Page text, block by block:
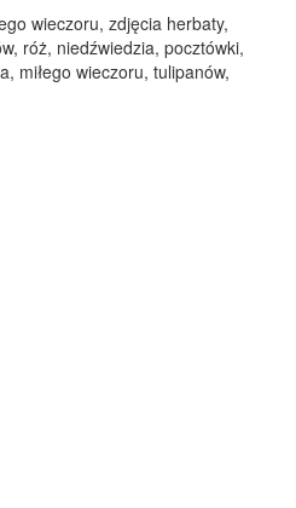
wieczoru, zdjęcia herbaty,
róż, niedźwiedzia, pocztówki,
miłego wieczoru, tulipanów,